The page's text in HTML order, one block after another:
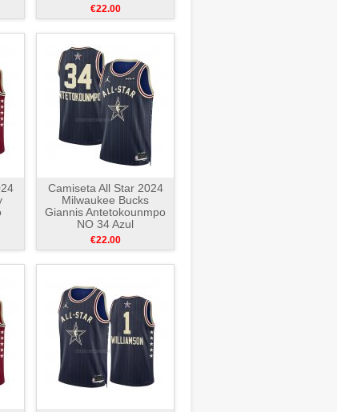
€22.00
Camiseta All Star 2024
Milwaukee Bucks
Giannis Antetokounmpo
NO 34 Azul
€22.00